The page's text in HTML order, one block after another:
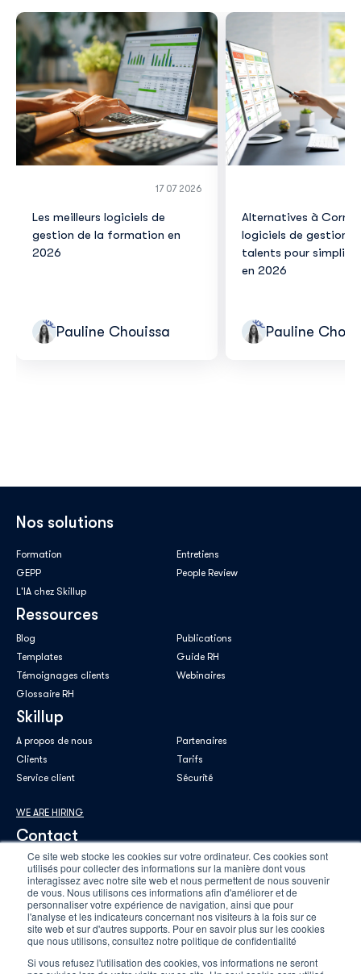
Ce site web stocke les cookies sur votre ordinateur. Ces cookies sont
utilisés pour collecter des informations sur la manière dont vous
interagissez avec notre site web et nous permettent de nous souvenir
de vous. Nous utilisons ces informations afin d'améliorer et de
personnaliser votre expérience de navigation, ainsi que pour
l'analyse et les indicateurs concernant nos visiteurs à la fois sur ce
site web et sur d'autres supports. Pour en savoir plus sur les cookies
que nous utilisons, consultez notre politique de confidentialité
Si vous refusez l'utilisation des cookies, vos informations ne seront
17 07 2026
Les meilleurs logiciels de
gestion de la formation en
2026
Pauline Chouissa
Alternatives à
logiciels de gestion
talents pour
en 2026
Pauline
Nos solutions
Formation
Entretiens
GEPP
People Review
L'IA chez Skillup
Ressources
Blog
Publications
Templates
Guide RH
Témoignages clients
Webinaires
Glossaire RH
Skillup
A propos de nous
Partenaires
Clients
Tarifs
Service client
Sécurité
WE ARE HIRING
Contact
E-mail professionnel*